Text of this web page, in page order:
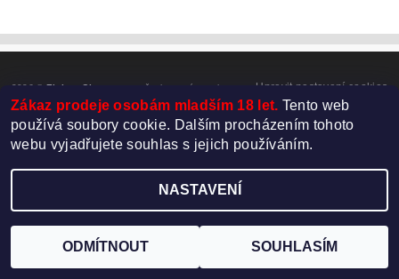
2026 © Elektro-Cigareta.cz , všechna práva vyhrazena Upravit nastavení cookies
Vytvořil Shoptet
Zákaz prodeje osobám mladším 18 let. Tento web
používá soubory cookie. Dalším procházením tohoto
webu vyjadřujete souhlas s jejich používáním.
NASTAVENÍ
ODMÍTNOUT SOUHLASÍM